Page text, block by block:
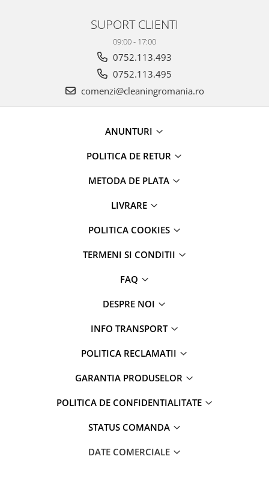
SUPORT CLIENTI
09:00 - 17:00
0752.113.493
0752.113.495
comenzi@cleaningromania.ro
ANUNTURI
POLITICA DE RETUR
METODA DE PLATA
LIVRARE
POLITICA COOKIES
TERMENI SI CONDITII
FAQ
DESPRE NOI
INFO TRANSPORT
POLITICA RECLAMATII
GARANTIA PRODUSELOR
POLITICA DE CONFIDENTIALITATE
STATUS COMANDA
DATE COMERCIALE